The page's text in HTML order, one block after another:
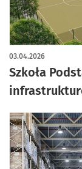
Szkoła
03.04.2026